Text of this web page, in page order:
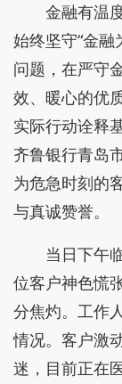
金融有温
始终坚守“金
问题，在严守
效、暖心的优
实际行动诠释
齐鲁银行青岛
为危急时刻的
与真诚赞誉。
当日下午
位客户神色慌
分焦灼。工作
情况。客户激
迷，目前正在